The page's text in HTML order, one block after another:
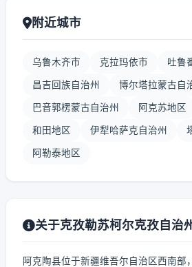
附近城市
乌鲁木齐市 克拉玛依市 吐鲁
昌吉回族自治州 博尔塔拉蒙古自
巴音郭楞蒙古自治州 阿克苏地区
和田地区 伊犁哈萨克自治州
阿勒泰地区
关于克孜勒苏柯尔克孜自治
阿克陶县位于新疆维吾尔自治区西南部